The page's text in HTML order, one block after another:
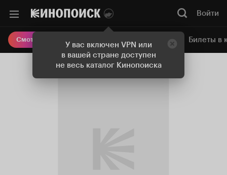
У вас включен VPN или
в вашей стране доступен
не весь каталог Кинопоиска
Войти
Смотреть кино Онлайн-кинотеатр Билеты в